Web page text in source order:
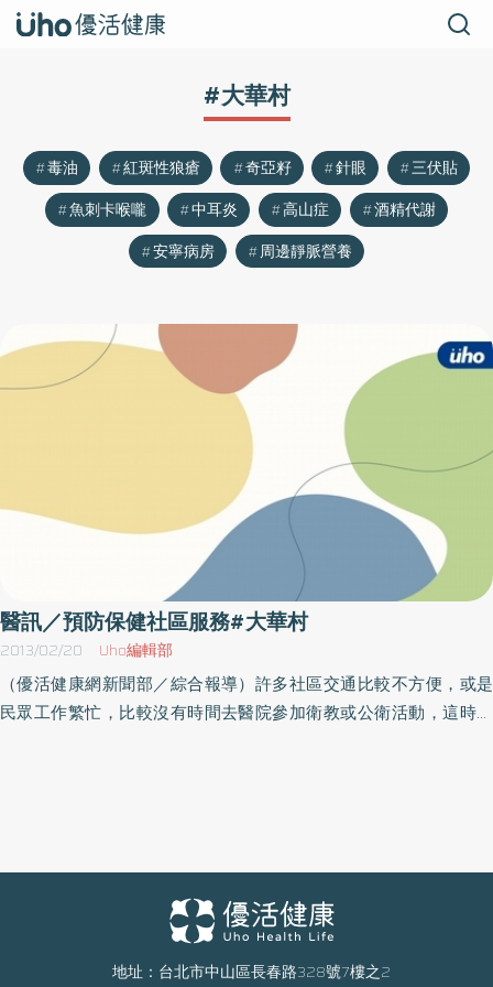
#大華村
毒油 紅斑性狼瘡 奇亞籽 針眼
三伏貼
魚刺卡喉嚨
中耳炎 高山症
酒精代謝
安寧病房
周邊靜脈營養
醫訊／預防保健社區服務#大華村
2013/02/20 Uho編輯部
（優活健康網新聞部／綜合報導）許多社區交通比較不方便，或是
民眾工作繁忙，比較沒有時間去醫院參加衛教或公衛活動，這時候
加本活動前請先洽詢主辦單位做確認，以免臨時更動或取消，當天
請自備喝水容器。名稱：大華村預防保健服務時間：102年2月21日
（四）上午9：00～11：30地點：桃園龜山鄉文化7路202號（七早
地址：台北市中山區長春路328號7樓之2